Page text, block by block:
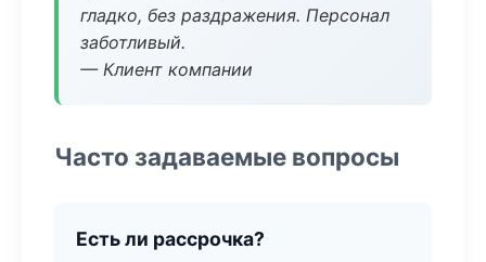
гладко, без раздражения. Персонал
заботливый.
— Клиент компании
Часто задаваемые вопросы
Есть ли рассрочка?